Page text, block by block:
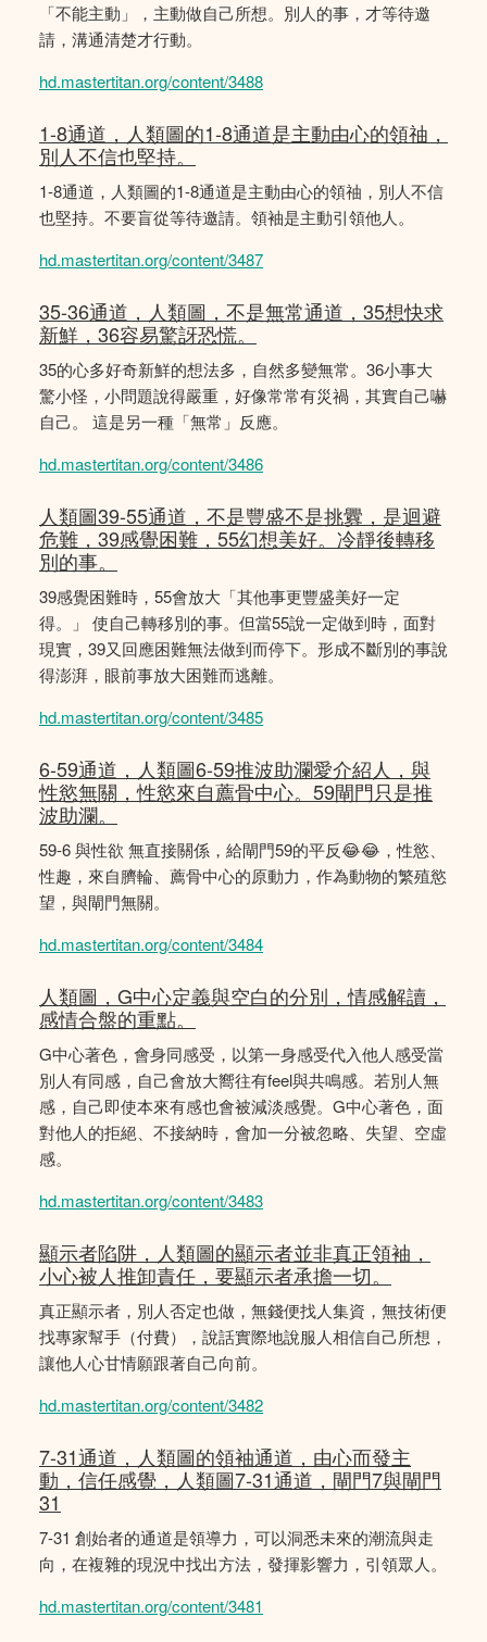
「不能主動」，主動做自己所想。別人的事，才等待邀
請，溝通清楚才行動。
hd.mastertitan.org/content/3488
1-8通道，人類圖的1-8通道是主動由心的領䄂，
別人不信也堅持。
1-8通道，人類圖的1-8通道是主動由心的領䄂，別人不信
也堅持。不要盲從等待邀請。領袖是主動引領他人。
hd.mastertitan.org/content/3487
35-36通道，人類圖，不是無常通道，35想快求
新鮮，36容易驚訝恐慌。
35的心多好奇新鮮的想法多，自然多變無常。36小事大
驚小怪，小問題說得嚴重，好像常常有災禍，其實自己嚇
自己。 這是另一種「無常」反應。
hd.mastertitan.org/content/3486
人類圖39-55通道，不是豐盛不是挑釁，是迴避
危難，39感覺困難，55幻想美好。冷靜後轉移
別的事。
39感覺困難時，55會放大「其他事更豐盛美好一定
得。」 使自己轉移別的事。但當55說一定做到時，面對
現實，39又回應困難無法做到而停下。形成不斷別的事說
得澎湃，眼前事放大困難而逃離。
hd.mastertitan.org/content/3485
6-59通道，人類圖6-59推波助瀾愛介紹人，與
性慾無關，性慾來自薦骨中心。59閘門只是推
波助瀾。
59-6 與性欲 無直接關係，給閘門59的平反😂😂，性慾、
性趣，來自臍輪、薦骨中心的原動力，作為動物的繁殖慾
望，與閘門無關。
hd.mastertitan.org/content/3484
人類圖，G中心定義與空白的分別，情感解讀，
感情合盤的重點。
G中心著色，會身同感受，以第一身感受代入他人感受當
別人有同感，自己會放大嚮往有feel與共鳴感。若別人無
感，自己即使本來有感也會被減淡感覺。G中心著色，面
對他人的拒絕、不接納時，會加一分被忽略、失望、空虛
感。
hd.mastertitan.org/content/3483
顯示者陷阱，人類圖的顯示者並非真正領袖，
小心被人推卸責任，要顯示者承擔一切。
真正顯示者，別人否定也做，無錢便找人集資，無技術便
找專家幫手（付費），說話實際地說服人相信自己所想，
讓他人心甘情願跟著自己向前。
hd.mastertitan.org/content/3482
7-31通道，人類圖的領袖通道，由心而發主
動，信任感覺，人類圖7-31通道，閘門7與閘門
31
7-31 創始者的通道是領導力，可以洞悉未來的潮流與走
向，在複雜的現況中找出方法，發揮影響力，引領眾人。
hd.mastertitan.org/content/3481